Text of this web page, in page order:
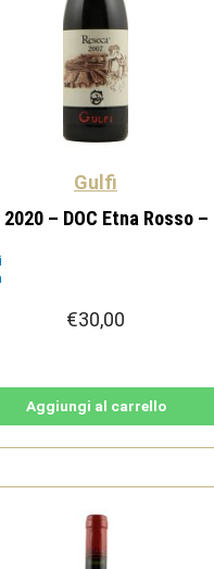
Gulfi
– DOC Etna Rosso
€30,00
Aggiungi al carrello